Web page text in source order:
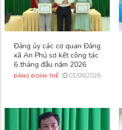
Đảng ủy các cơ quan Đảng
xã An Phú sơ kết công tác
6 tháng đầu năm 2026
ĐẢNG ĐOÀN THỂ 01/08/2026